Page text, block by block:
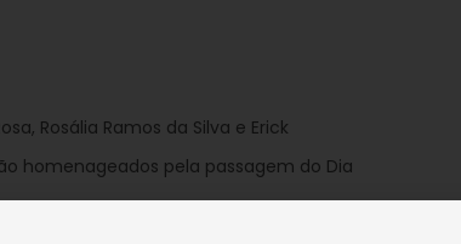
Rosália Ramos da Silva e Erick
homenageados pela passagem do Dia